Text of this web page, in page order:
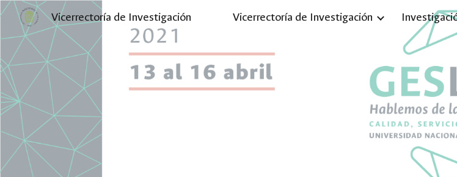
Skip to main content
Vicerrectoría de Investigación Vicerrectoría de Investigación